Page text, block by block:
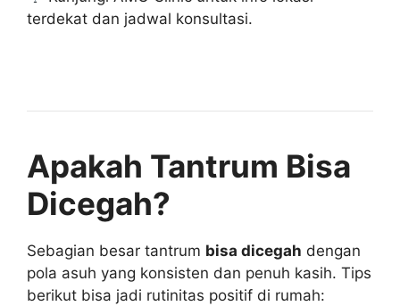
terdekat dan jadwal konsultasi.
Apakah Tantrum Bisa
Dicegah?
Sebagian besar tantrum bisa dicegah dengan
pola asuh yang konsisten dan penuh kasih. Tips
berikut bisa jadi rutinitas positif di rumah: